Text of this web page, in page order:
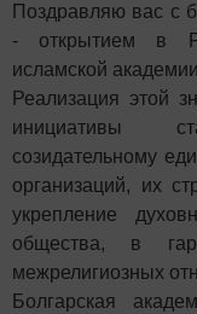
Поздравляю вас с
- открытием в
исламской
Реализация этой
инициативы
созидательному
организаций, их
укрепление
общества, в
межрелигиозных
Болгарская